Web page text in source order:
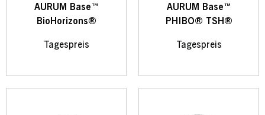
AURUM Base™
BioHorizons®
Tagespreis
AURUM Base™
PHIBO® TSH®
Tagespreis